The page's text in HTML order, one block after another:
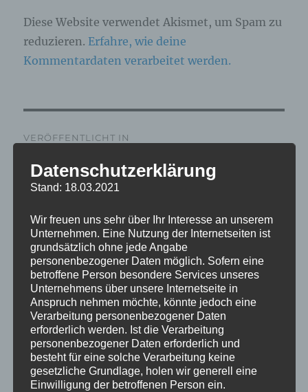
Diese Website verwendet Akismet, um Spam zu
reduzieren. Erfahre, wie deine
Kommentardaten verarbeitet werden.
VERÖFFENTLICHT IN
IMG_4662_mL
Datenschutzerklärung
Stand: 18.03.2021
Wir freuen uns sehr über Ihr Interesse an unserem
Unternehmen. Eine Nutzung der Internetseiten ist
grundsätzlich ohne jede Angabe
personenbezogener Daten möglich. Sofern eine
betroffene Person besondere Services unseres
Unternehmens über unsere Internetseite in
Anspruch nehmen möchte, könnte jedoch eine
Verarbeitung personenbezogener Daten
erforderlich werden. Ist die Verarbeitung
personenbezogener Daten erforderlich und
besteht für eine solche Verarbeitung keine
gesetzliche Grundlage, holen wir generell eine
Einwilligung der betroffenen Person ein.